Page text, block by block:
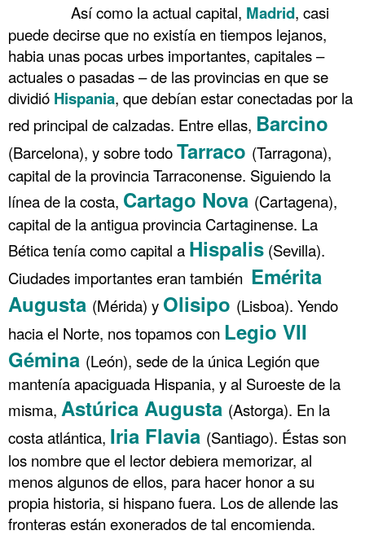
Así como la actual capital, Madrid, casi
puede decirse que no existía en tiempos lejanos,
habia unas pocas urbes importantes, capitales –
actuales o pasadas – de las provincias en que se
dividió Hispania, que debían estar conectadas por la
red principal de calzadas. Entre ellas, Barcino
(Barcelona), y sobre todoTarraco (Tarragona),
capital de la provincia Tarraconense. Siguiendo la
línea de la costa, Cartago Nova (Cartagena),
capital de la antigua provincia Cartaginense. La
Bética tenía como capital a Hispalis (Sevilla).
Ciudades importantes eran también Emérita
Augusta (Mérida) y Olisipo (Lisboa). Yendo
hacia el Norte, nos topamos con Legio VII
Gémina (León), sede de la única Legión que
mantenía apaciguada Hispania, y al Suroeste de la
misma, Astúrica Augusta (Astorga). En la
costa atlántica, Iria Flavia (Santiago). Éstas son
los nombre que el lector debiera memorizar, al
menos algunos de ellos, para hacer honor a su
propia historia, si hispano fuera. Los de allende las
fronteras están exonerados de tal encomienda.